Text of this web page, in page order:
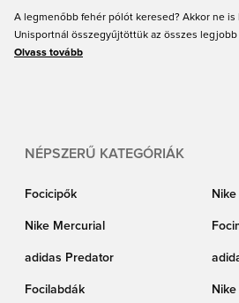
A legmenőbb fehér pólót keresed? Akkor ne is
Unisportnál összegyűjtöttük az összes
márkáktól, pont itt, ezen az oldalon. Szerezd be
Olvass tovább
NÉPSZERŰ KATEGÓRIÁK
Focicipők
Nike Mercurial
adidas Predator
Focilabdák